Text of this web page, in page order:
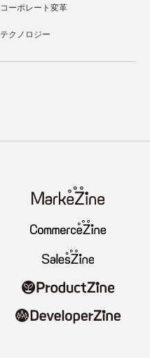
コーポレート変革
テクノロジー